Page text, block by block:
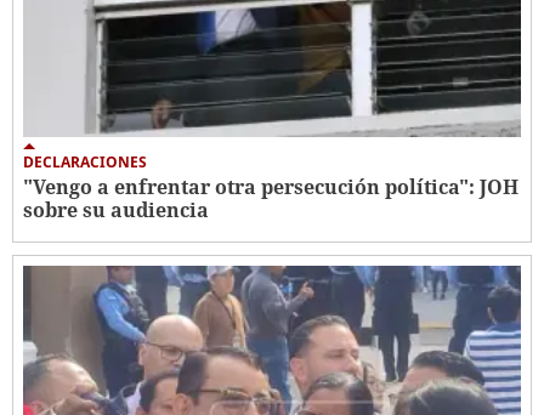
DECLARACIONES
"Vengo a enfrentar otra persecución política": JOH
sobre su audiencia